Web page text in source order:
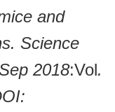
and
Science
2018:Vol.